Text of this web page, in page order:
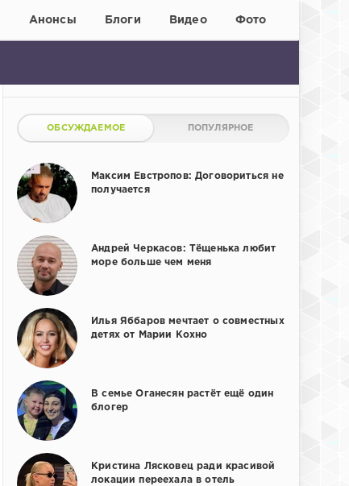
Анонсы Блоги Видео Фото
ОБСУЖДАЕМОЕ ПОПУЛЯРНОЕ
Максим Евстропов: Договориться не
получается
Андрей Черкасов: Тёщенька любит
море больше чем меня
Илья Яббаров мечтает о совместных
детях от Марии Кохно
В семье Оганесян растёт ещё один
блогер
Кристина Лясковец ради красивой
локации переехала в отель